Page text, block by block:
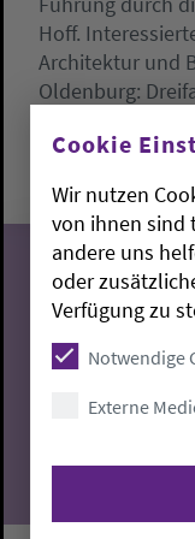
Hoff.
Architektur und
Oldenburg:
Samstag,
Cookie
Wir nutzen
von ihnen sind
andere uns
oder
Verfügung zu
Notwendige
Externe